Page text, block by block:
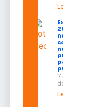
Leia mais »
Expofeira
2026 começa
neste sábado
com shows,
negócios e
programação
para todos os
públicos
7 de agosto
de 2026
Leia mais »